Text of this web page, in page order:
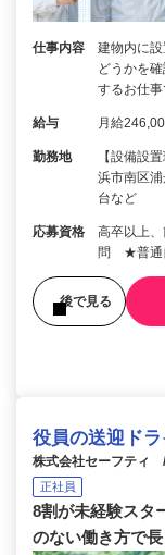
仕事内容
建物内に
どうかを
するお仕
給与 月給
勤務地
【設備設
浜市南区
台など
応募資格
高卒以上
問 ★普通
後で見る
役員の送迎ド
株式会社セーフティ
正社員
8割が未経験スタ
のない働き方で長